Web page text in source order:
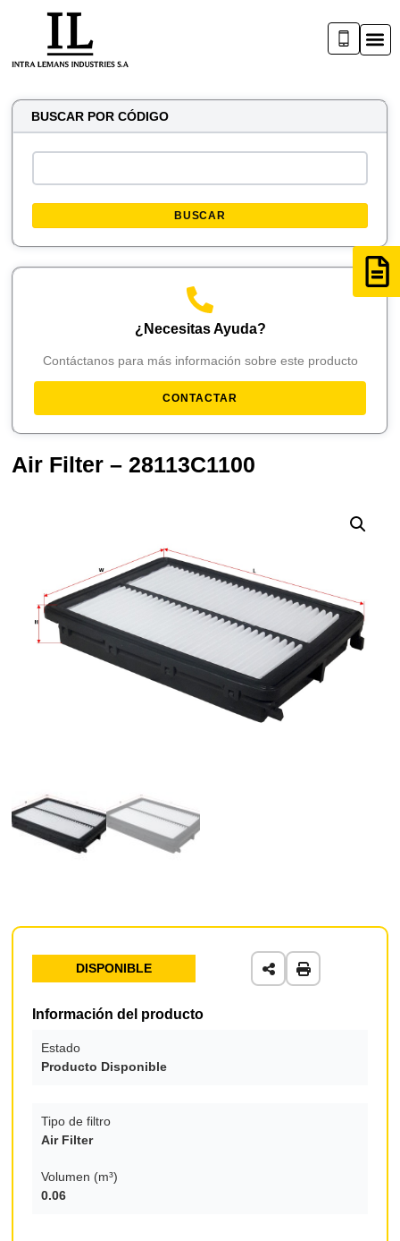
BUSCAR POR CÓDIGO
BUSCAR
¿Necesitas Ayuda?
Contáctanos para más información sobre este producto
CONTACTAR
Air Filter – 28113C1100
DISPONIBLE
Información del producto
Estado
Producto Disponible
Tipo de filtro
Air Filter
Volumen (m³)
0.06